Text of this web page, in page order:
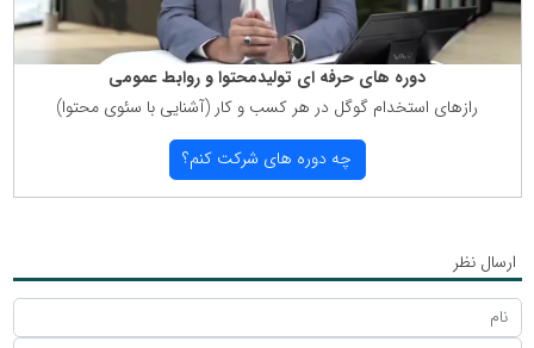
دوره های حرفه ای تولیدمحتوا و روابط عمومی
رازهای استخدام گوگل در هر كسب و كار (آشنایی با سئوی محتوا)
چه دوره های شركت كنم؟
ارسال نظر